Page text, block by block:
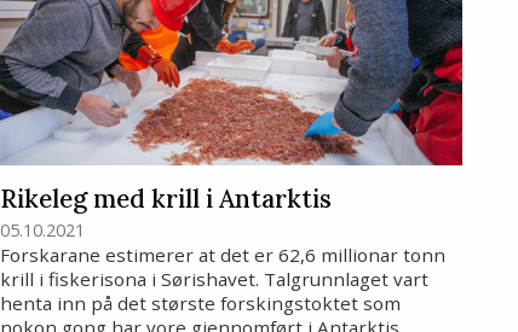
Rikeleg med krill i Antarktis
05.10.2021
Forskarane estimerer at det er 62,6 millionar tonn
krill i fiskerisona i Sørishavet. Talgrunnlaget vart
henta inn på det største forskingstoktet som